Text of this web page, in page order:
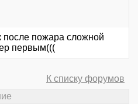
пожара сложной
первым(((
К списку форумов